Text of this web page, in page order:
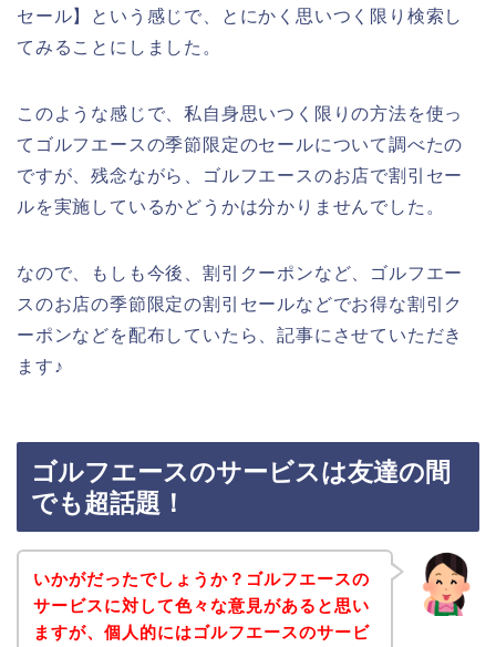
セール】という感じで、とにかく思いつく限り検索し
てみることにしました。
このような感じで、私自身思いつく限りの方法を使っ
てゴルフエースの季節限定のセールについて調べたの
ですが、残念ながら、ゴルフエースのお店で割引セー
ルを実施しているかどうかは分かりませんでした。
なので、もしも今後、割引クーポンなど、ゴルフエー
スのお店の季節限定の割引セールなどでお得な割引ク
ーポンなどを配布していたら、記事にさせていただき
ます♪
ゴルフエースのサービスは友達の間
でも超話題！
いかがだったでしょうか？ゴルフエースの
サービスに対して色々な意見があると思い
ますが、個人的にはゴルフエースのサービ